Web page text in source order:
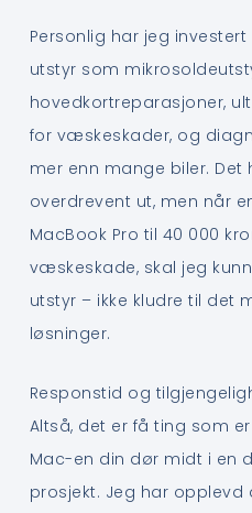
Personlig har jeg
utstyr som
hovedkortreparasjoner,
for væskeskader, og
mer enn mange biler. Det
overdrevent ut, men når
MacBook Pro til 40 000
væskeskade, skal jeg
utstyr – ikke kludre til det
løsninger.
Responstid og
Altså, det er få ting som
Mac-en din dør midt i en
prosjekt. Jeg har opplevd